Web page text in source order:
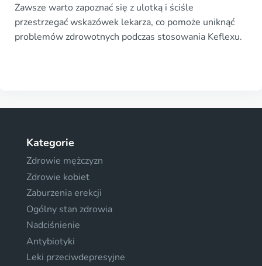
Zawsze warto zapoznać się z ulotką i ściśle
przestrzegać wskazówek lekarza, co pomoże uniknąć
problemów zdrowotnych podczas stosowania Keflexu.
Kategorie
Zdrowie mężczyzn
Zdrowie kobiet
Zaburzenia erekcji
Ogólny stan zdrowia
Nadciśnienie
Antybiotyki
Leki przeciwdepresyjne